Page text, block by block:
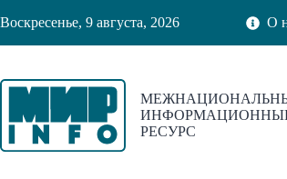
к
Воскресенье, 9 августа, 2026 О
РЕСУРС